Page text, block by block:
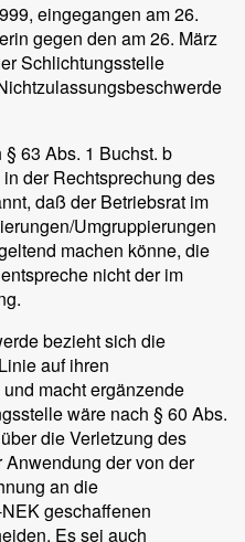
eingegangen am 26.
gegen den am 26. März
Schlichtungsstelle
63 Abs. 1 Buchst. b
der Rechtsprechung des
daß der Betriebsrat im
Umgruppierungen
machen könne, die
nicht der im
bezieht sich die
auf ihren
macht ergänzende
wäre nach § 60 Abs.
die Verletzung des
der von der
an die
geschaffenen
Es sei auch